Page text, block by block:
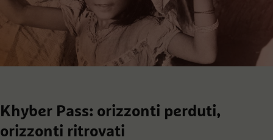
Khyber Pass: orizzonti perduti,
orizzonti ritrovati